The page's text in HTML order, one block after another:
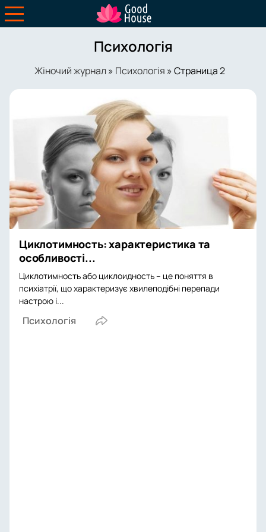
Психологія
Жіночий журнал » Психологія » Страница 2
Циклотимность: характеристика та
особливості...
Циклотимность або циклоидность – це поняття в
психіатрії, що характеризує хвилеподібні перепади
настрою і...
Психологія